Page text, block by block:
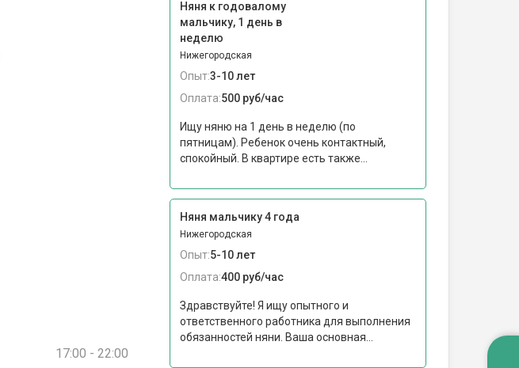
17:00 - 22:00
Няня к годовалому
мальчику, 1 день в
неделю
Нижегородская
Опыт:3-10 лет
Оплата:500 руб/час
Ищу няню на 1 день в неделю (по
пятницам). Ребенок очень контактный,
спокойный. В квартире есть также...
Няня мальчику 4 года
Нижегородская
Опыт:5-10 лет
Оплата:400 руб/час
Здравствуйте! Я ищу опытного и
ответственного работника для выполнения
обязанностей няни. Ваша основная...